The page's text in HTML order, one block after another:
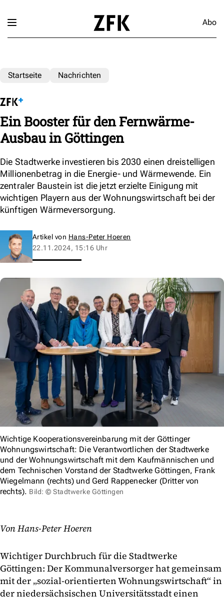
Abo
Startseite Nachrichten
Ein Booster für den Fernwärme-
Ausbau in Göttingen
Die Stadtwerke investieren bis 2030 einen dreistelligen
Millionenbetrag in die Energie- und Wärmewende. Ein
zentraler Baustein ist die jetzt erzielte Einigung mit
wichtigen Playern aus der Wohnungswirtschaft bei der
künftigen Wärmeversorgung.
Artikel von Hans-Peter Hoeren
22.11.2024, 15:16 Uhr
Wichtige Kooperationsvereinbarung mit der Göttinger
Wohnungswirtschaft: Die Verantwortlichen der Stadtwerke
und der Wohnungswirtschaft mit dem Kaufmännischen und
dem Technischen Vorstand der Stadtwerke Göttingen, Frank
Wiegelmann (rechts) und Gerd Rappenecker (Dritter von
rechts). Bild: © Stadtwerke Göttingen
Von Hans-Peter Hoeren
Wichtiger Durchbruch für die Stadtwerke
Göttingen: Der Kommunalversorger hat gemeinsam
mit der „sozial-orientierten Wohnungswirtschaft“ in
der niedersächsischen Universitätsstadt einen